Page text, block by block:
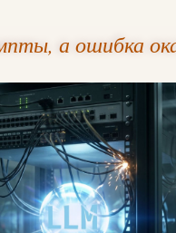
а ошибка